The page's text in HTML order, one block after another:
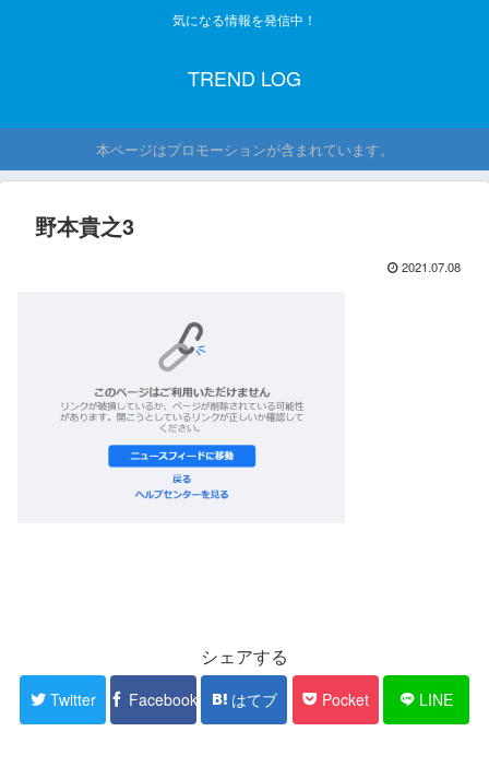
気になる情報を発信中！
TREND LOG
本ページはプロモーションが含まれています。
野本貴之3
2021.07.08
シェアする
Twitter Facebook はてブ Pocket LINE